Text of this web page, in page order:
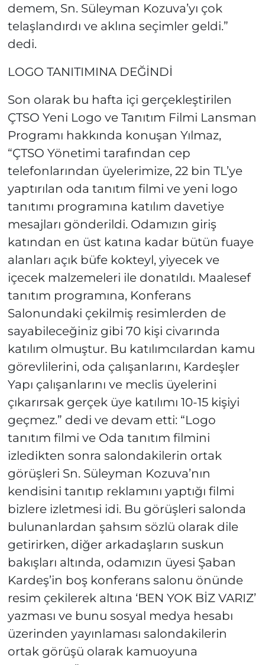
demem, Sn. Süleyman Kozuva’yı çok
telaşlandırdı ve aklına seçimler geldi.”
dedi.
LOGO TANITIMINA DEĞİNDİ
Son olarak bu hafta içi gerçekleştirilen
ÇTSO Yeni Logo ve Tanıtım Filmi Lansman
Programı hakkında konuşan Yılmaz,
“ÇTSO Yönetimi tarafından cep
telefonlarından üyelerimize, 22 bin TL’ye
yaptırılan oda tanıtım filmi ve yeni logo
tanıtımı programına katılım davetiye
mesajları gönderildi. Odamızın giriş
katından en üst katına kadar bütün fuaye
alanları açık büfe kokteyl, yiyecek ve
içecek malzemeleri ile donatıldı. Maalesef
tanıtım programına, Konferans
Salonundaki çekilmiş resimlerden de
sayabileceğiniz gibi 70 kişi civarında
katılım olmuştur. Bu katılımcılardan kamu
görevlilerini, oda çalışanlarını, Kardeşler
Yapı çalışanlarını ve meclis üyelerini
çıkarırsak gerçek üye katılımı 10-15 kişiyi
geçmez.” dedi ve devam etti: “Logo
tanıtım filmi ve Oda tanıtım filmini
izledikten sonra salondakilerin ortak
görüşleri Sn. Süleyman Kozuva’nın
kendisini tanıtıp reklamını yaptığı filmi
bizlere izletmesi idi. Bu görüşleri salonda
bulunanlardan şahsım sözlü olarak dile
getirirken, diğer arkadaşların suskun
bakışları altında, odamızın üyesi Şaban
Kardeş’in boş konferans salonu önünde
resim çekilerek altına ‘BEN YOK BİZ VARIZ’
yazması ve bunu sosyal medya hesabı
üzerinden yayınlaması salondakilerin
ortak görüşü olarak kamuoyuna